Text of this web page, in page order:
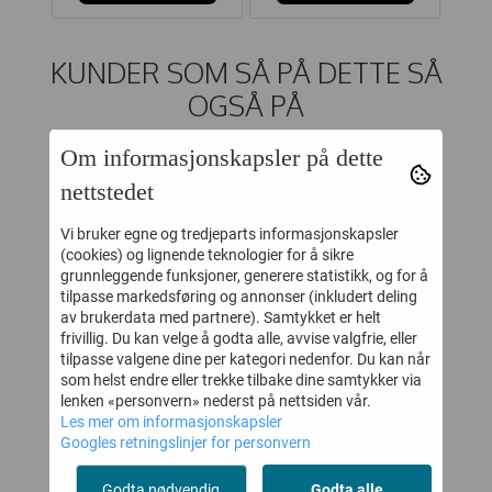
KUNDER SOM SÅ PÅ DETTE SÅ
OGSÅ PÅ
HUTTELIHUT
Om informasjonskapsler på dette
nettstedet
Vi bruker egne og tredjeparts informasjonskapsler
(cookies) og lignende teknologier for å sikre
grunnleggende funksjoner, generere statistikk, og for å
tilpasse markedsføring og annonser (inkludert deling
av brukerdata med partnere). Samtykket er helt
frivillig. Du kan velge å godta alle, avvise valgfrie, eller
tilpasse valgene dine per kategori nedenfor. Du kan når
som helst endre eller trekke tilbake dine samtykker via
lenken «personvern» nederst på nettsiden vår.
Les mer om informasjonskapsler
Googles retningslinjer for personvern